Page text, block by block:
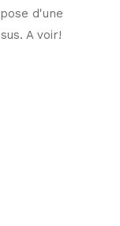
d'une
A voir!